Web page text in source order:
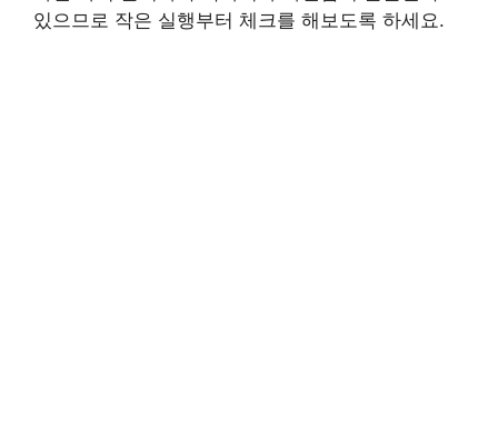
있으므로 작은 실행부터 체크를 해보도록 하세요.